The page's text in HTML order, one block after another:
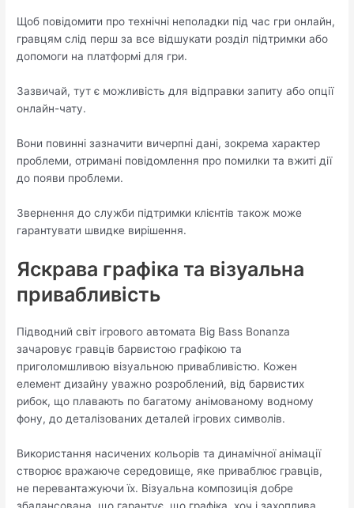
Щоб повідомити про технічні неполадки під час гри онлайн,
гравцям слід перш за все відшукати розділ підтримки або
допомоги на платформі для гри.
Зазвичай, тут є можливість для відправки запиту або опції
онлайн-чату.
Вони повинні зазначити вичерпні дані, зокрема характер
проблеми, отримані повідомлення про помилки та вжиті дії
до появи проблеми.
Звернення до служби підтримки клієнтів також може
гарантувати швидке вирішення.
Яскрава графіка та візуальна
привабливість
Підводний світ ігрового автомата Big Bass Bonanza
зачаровує гравців барвистою графікою та
приголомшливою візуальною привабливістю. Кожен
елемент дизайну уважно розроблений, від барвистих
рибок, що плавають по багатому анімованому водному
фону, до деталізованих деталей ігрових символів.
Використання насичених кольорів та динамічної анімації
створює вражаюче середовище, яке приваблює гравців,
не перевантажуючи їх. Візуальна композиція добре